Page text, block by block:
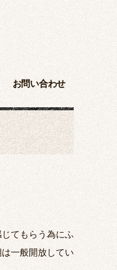
お問い合わせ
てもらう為にふ
一般開放してい